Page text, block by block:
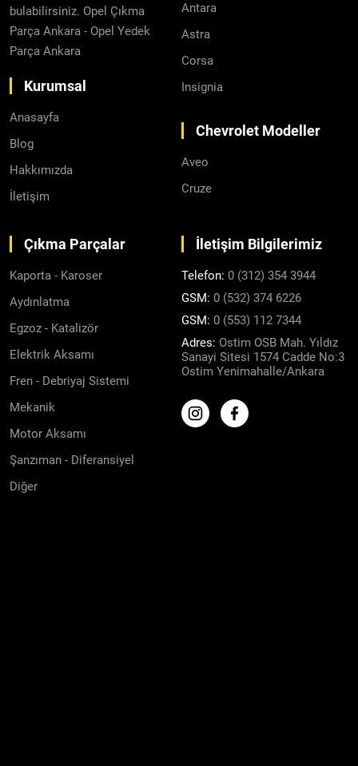
bulabilirsiniz. Opel Çıkma
Parça Ankara - Opel Yedek
Parça Ankara
Kurumsal
Anasayfa
Blog
Hakkımızda
İletişim
Antara
Astra
Corsa
Insignia
Chevrolet Modeller
Aveo
Cruze
Çıkma Parçalar
Kaporta - Karoser
Aydınlatma
Egzoz - Katalizör
Elektrik Aksamı
Fren - Debriyaj Sistemi
Mekanik
Motor Aksamı
Şanzıman - Diferansiyel
Diğer
İletişim Bilgilerimiz
Telefon: 0 (312) 354 3944
GSM: 0 (532) 374 6226
GSM: 0 (553) 112 7344
Adres: Ostim OSB Mah. Yıldız
Sanayi Sitesi 1574 Cadde No:3
Ostim Yenimahalle/Ankara